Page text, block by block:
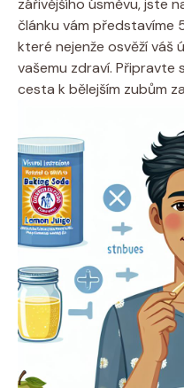
článku vám představíme
které nejenže osvěží váš
vašemu zdraví. Připravte
cesta k bělejším zubům